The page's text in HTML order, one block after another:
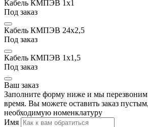
Кабель КМПЭВ 1х1
Под заказ
Кабель КМПЭВ 24х2,5
Под заказ
Кабель КМПЭВ 1х1,5
Под заказ
Ваш заказ
Заполните форму ниже и мы
время. Вы можете оставить заказ
необходимую номенклатуру
Имя